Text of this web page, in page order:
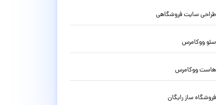
طراحی سایت فروشگاهی
سئو ووکامرس
هاست ووکامرس
فروشگاه ساز رایگان